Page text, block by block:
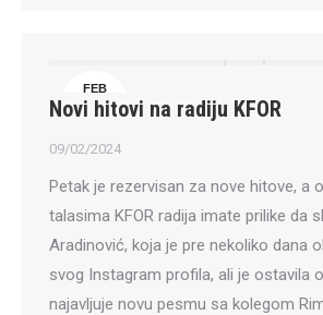
FEB
9
Novi hitovi na radiju KFOR
09/02/2024
Petak je rezervisan za nove hitove, a
talasima KFOR radija imate prilike da
Aradinović, koja je pre nekoliko dana
svog Instagram profila, ali je ostavila
najavljuje novu pesmu sa kolegom